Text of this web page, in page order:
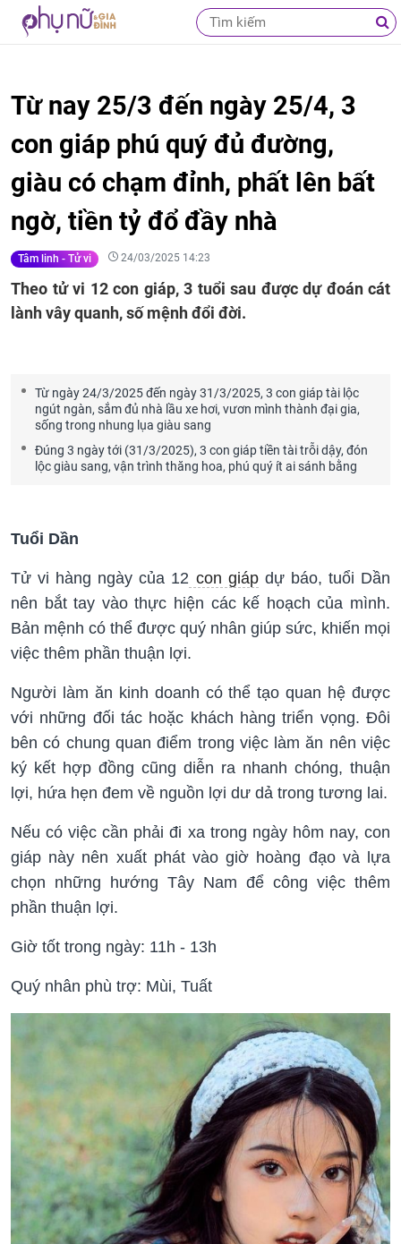
Từ nay 25/3 đến ngày 25/4, 3
con giáp phú quý đủ đường,
giàu có chạm đỉnh, phất lên bất
ngờ, tiền tỷ đổ đầy nhà
Tâm linh - Tử vi 24/03/2025 14:23
Theo tử vi 12 con giáp, 3 tuổi sau được dự đoán cát
lành vây quanh, số mệnh đổi đời.
Từ ngày 24/3/2025 đến ngày 31/3/2025, 3 con giáp tài lộc
ngút ngàn, sắm đủ nhà lầu xe hơi, vươn mình thành đại gia,
sống trong nhung lụa giàu sang
Đúng 3 ngày tới (31/3/2025), 3 con giáp tiền tài trỗi dậy, đón
lộc giàu sang, vận trình thăng hoa, phú quý ít ai sánh bằng
Tuổi Dần
Tử vi hàng ngày của 12 con giápdự báo, tuổi Dần
nên bắt tay vào thực hiện các kế hoạch của mình.
Bản mệnh có thể được quý nhân giúp sức, khiến mọi
việc thêm phần thuận lợi.
Người làm ăn kinh doanh có thể tạo quan hệ được
với những đối tác hoặc khách hàng triển vọng. Đôi
bên có chung quan điểm trong việc làm ăn nên việc
ký kết hợp đồng cũng diễn ra nhanh chóng, thuận
lợi, hứa hẹn đem về nguồn lợi dư dả trong tương lai.
Nếu có việc cần phải đi xa trong ngày hôm nay, con
giáp này nên xuất phát vào giờ hoàng đạo và lựa
chọn những hướng Tây Nam để công việc thêm
phần thuận lợi.
Giờ tốt trong ngày: 11h - 13h
Quý nhân phù trợ: Mùi, Tuất